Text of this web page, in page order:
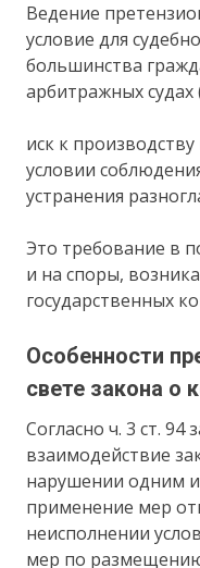
Ведение
условие для
большинства
арбитражных судах
иск к
условии
устранения
Это требование в
и на споры,
государственных
Особенности
свете закона о
Согласно ч. 3 ст.
взаимодействие
нарушении одним
применение мер
неисполнении
мер по